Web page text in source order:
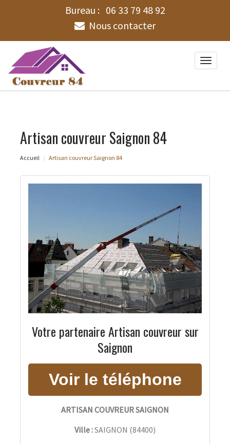
Bureau : 06 33 79 48 92
Nous contacter
Toggle
Artisan couvreur Saignon 84
Accueil Artisan couvreur Saignon 84
Votre partenaire Artisan couvreur sur
Saignon
ARTISAN COUVREUR SAIGNON
Ville :SAIGNON (84400)